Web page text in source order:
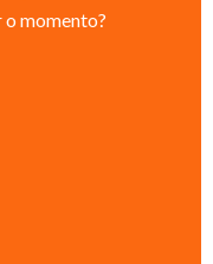
momento?